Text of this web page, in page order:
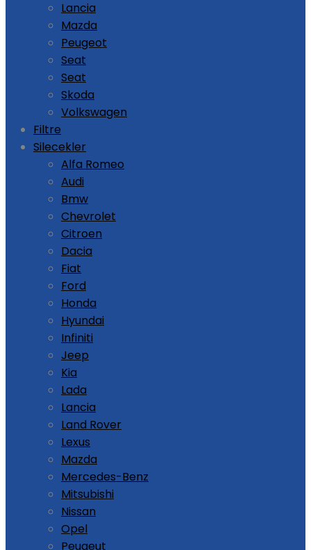
Lancia
Mazda
Peugeot
Seat
Seat
Skoda
Volkswagen
Filtre
Silecekler
Alfa Romeo
Audi
Bmw
Chevrolet
Citroen
Dacia
Fiat
Ford
Honda
Hyundai
Infiniti
Jeep
Kia
Lada
Lancia
Land Rover
Lexus
Mazda
Mercedes-Benz
Mitsubishi
Nissan
Opel
Peugeut